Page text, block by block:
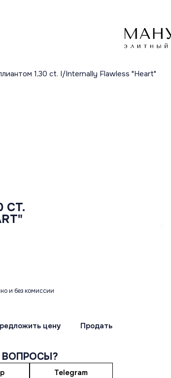
1,30 ct. I/Internally Flawless "Неаrt"
и без комиссии
цену Продать
Telegram